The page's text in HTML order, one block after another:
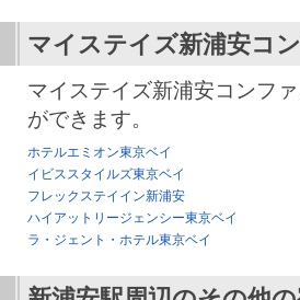
マイステイズ新浦安コ
マイステイズ新浦安コンフ
ができます。
ホテルエミオン東京ベイ
イビススタイルズ東京ベイ
フレックステイイン新浦安
ハイアットリージェンシー東京ベイ
ラ・ジェント・ホテル東京ベイ